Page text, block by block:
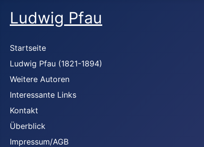
Ludwig Pfau
Startseite
Ludwig Pfau (1821-1894)
Weitere Autoren
Interessante Links
Kontakt
Überblick
Impressum/AGB